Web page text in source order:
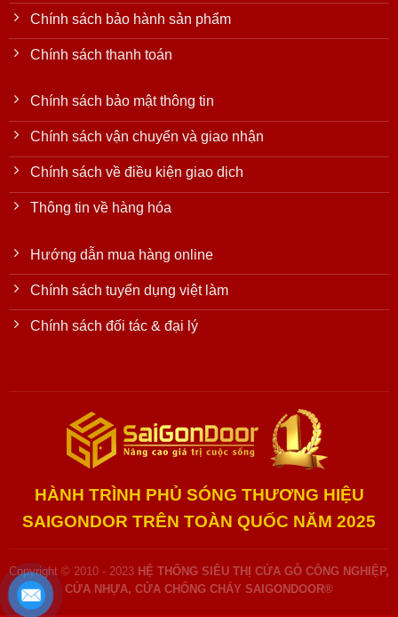
Chính sách bảo hành sản phẩm
Chính sách thanh toán
Chính sách bảo mật thông tin
Chính sách vận chuyển và giao nhận
Chính sách về điều kiện giao dịch
Thông tin về hàng hóa
Hướng dẫn mua hàng online
Chính sách tuyển dụng việt làm
Chính sách đối tác & đại lý
HÀNH TRÌNH PHỦ SÓNG THƯƠNG HIỆU
SAIGONDOR TRÊN TOÀN QUỐC NĂM 2025
Copyright © 2010 - 2023 HỆ THỐNG SIÊU THỊ CỬA GỖ CÔNG NGHIỆP,
CỬA NHỰA, CỬA CHỐNG CHÁY SAIGONDOOR®